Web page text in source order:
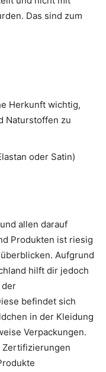
Das sind zum
Herkunft wichtig,
Naturstoffen zu
oder Satin)
allen darauf
Produkten ist riesig
Aufgrund
hilft dir jedoch
der
befindet sich
in der Kleidung
Verpackungen.
Zertifizierungen